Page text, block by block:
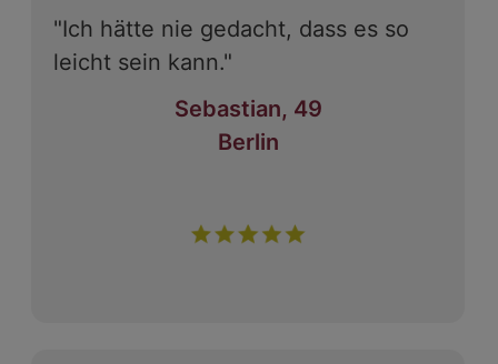
"Ich hätte nie gedacht, dass es so
leicht sein kann."
Sebastian, 49
Berlin